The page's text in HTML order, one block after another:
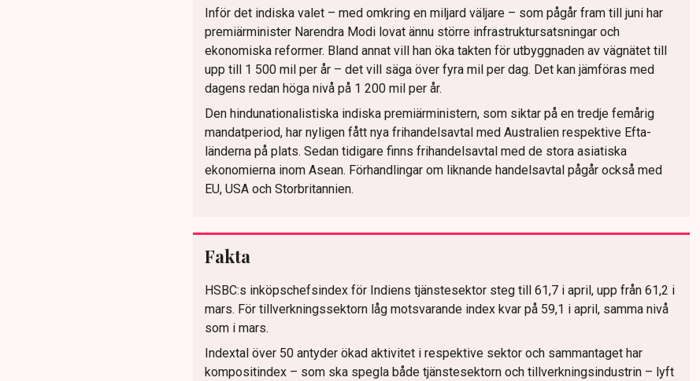
Inför det indiska valet – med omkring en miljard väljare – som pågår fram till juni har
premiärminister Narendra Modi lovat ännu större infrastruktursatsningar och
ekonomiska reformer. Bland annat vill han öka takten för utbyggnaden av vägnätet till
upp till 1 500 mil per år – det vill säga över fyra mil per dag. Det kan jämföras med
dagens redan höga nivå på 1 200 mil per år.
Den hindunationalistiska indiska premiärministern, som siktar på en tredje femårig
mandatperiod, har nyligen fått nya frihandelsavtal med Australien respektive Efta-
länderna på plats. Sedan tidigare finns frihandelsavtal med de stora asiatiska
ekonomierna inom Asean. Förhandlingar om liknande handelsavtal pågår också med
EU, USA och Storbritannien.
Fakta
HSBC:s inköpschefsindex för Indiens tjänstesektor steg till 61,7 i april, upp från 61,2 i
mars. För tillverkningssektorn låg motsvarande index kvar på 59,1 i april, samma nivå
som i mars.
Indextal över 50 antyder ökad aktivitet i respektive sektor och sammantaget har
kompositindex – som ska spegla både tjänstesektorn och tillverkningsindustrin – lyft